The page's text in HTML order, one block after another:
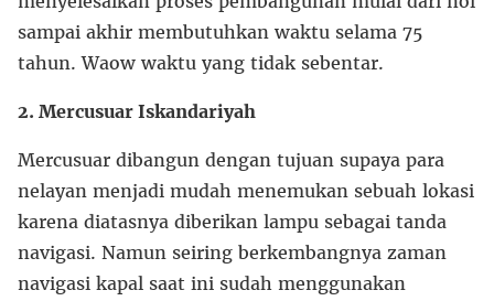
sampai akhir membutuhkan waktu selama 75
tahun. Waow waktu yang tidak sebentar.
2. Mercusuar Iskandariyah
Mercusuar dibangun dengan tujuan supaya para
nelayan menjadi mudah menemukan sebuah lokasi
karena diatasnya diberikan lampu sebagai tanda
navigasi. Namun seiring berkembangnya zaman
navigasi kapal saat ini sudah menggunakan